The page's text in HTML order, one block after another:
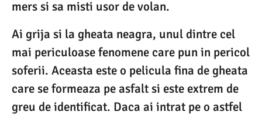
mers si sa misti usor de volan.
Ai grija si la gheata neagra, unul dintre cel
mai periculoase fenomene care pun in pericol
soferii. Aceasta este o pelicula fina de gheata
care se formeaza pe asfalt si este extrem de
greu de identificat. Daca ai intrat pe o astfel